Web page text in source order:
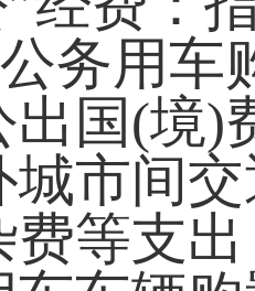
务用车
出国(境)
城市间
费等支